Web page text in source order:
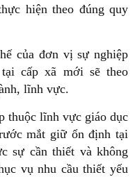
hiện theo đúng quy
của đơn vị sự nghiệp
cấp xã mới sẽ theo
lĩnh vực.
thuộc lĩnh vực giáo dục
mắt giữ ổn định tại
sự cần thiết và không
vụ nhu cầu thiết yếu